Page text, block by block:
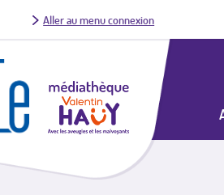
Aller au menu connexion